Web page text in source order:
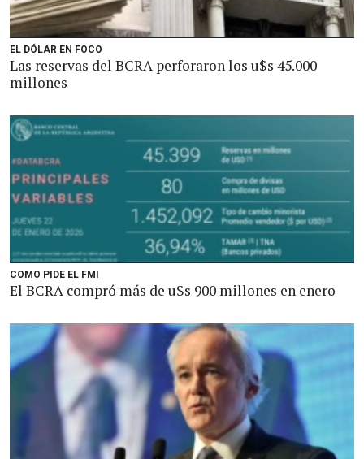
EL DÓLAR EN FOCO
Las reservas del BCRA perforaron los u$s 45.000
millones
COMO PIDE EL FMI
El BCRA compró más de u$s 900 millones en enero